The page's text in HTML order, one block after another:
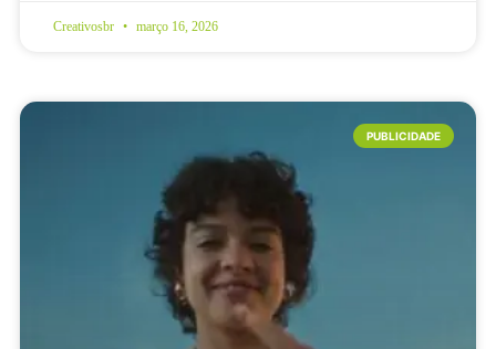
Creativosbr março 16, 2026
PUBLICIDADE